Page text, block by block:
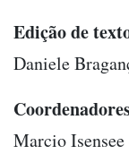
Edição de
Daniele
Marcio